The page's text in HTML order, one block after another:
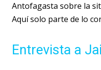
Antofagasta sobre la
Aquí solo parte de lo
Entrevista a